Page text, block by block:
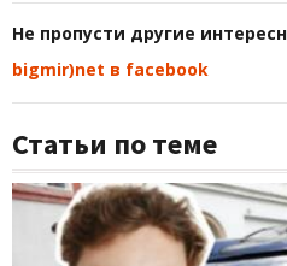
Не пропусти другие
bigmir)net в facebook
Статьи по теме